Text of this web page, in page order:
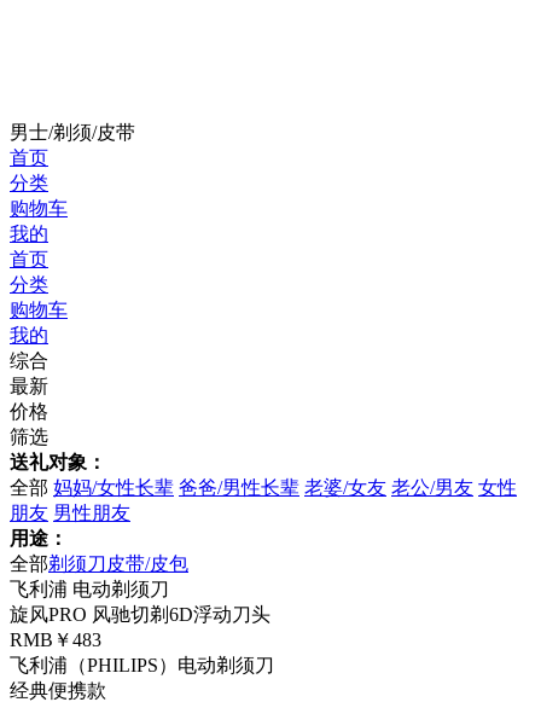
男士/剃须/皮带
首页
分类
购物车
我的
首页
分类
购物车
我的
综合
最新
价格
筛选
送礼对象：
全部 妈妈/女性长辈 爸爸/男性长辈 老婆/女友 老公/男友 女性
朋友 男性朋友
用途：
全部剃须刀 皮带/皮包
飞利浦 电动剃须刀
旋风PRO 风驰切剃6D浮动刀头
RMB￥483
飞利浦（PHILIPS）电动剃须刀
经典便携款